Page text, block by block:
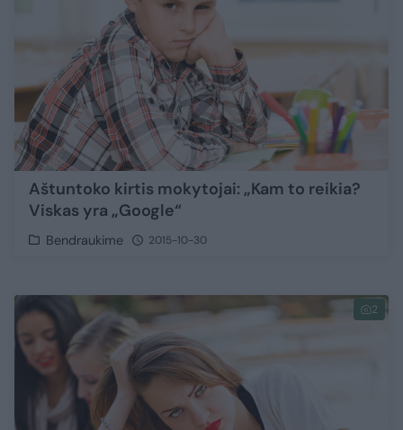
Aštuntoko kirtis mokytojai: „Kam to reikia?
Viskas yra „Google“
Bendraukime 2015-10-30
2